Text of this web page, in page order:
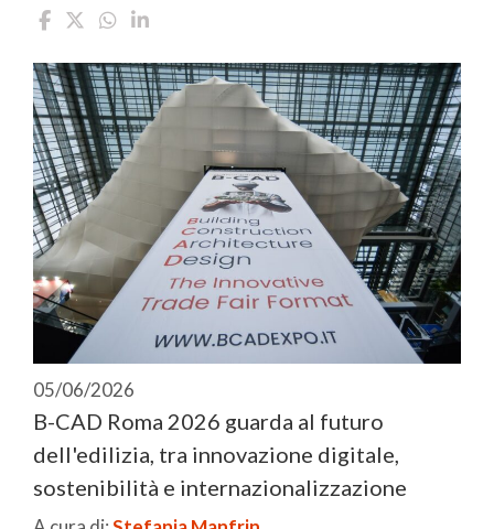
05/06/2026
B-CAD Roma 2026 guarda al futuro
dell'edilizia, tra innovazione digitale,
sostenibilità e internazionalizzazione